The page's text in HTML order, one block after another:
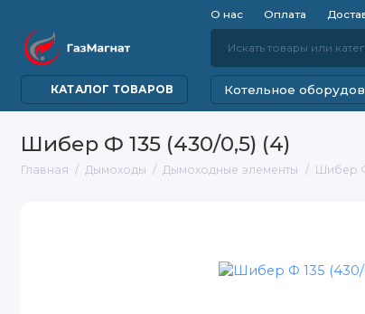
О нас Оплата
КАТАЛОГ ТОВАРОВ Котельное
Шибер Ф 135 (430/0,5) (4)
Главная Дымоходы Дымоходные элементы Шибер Ф